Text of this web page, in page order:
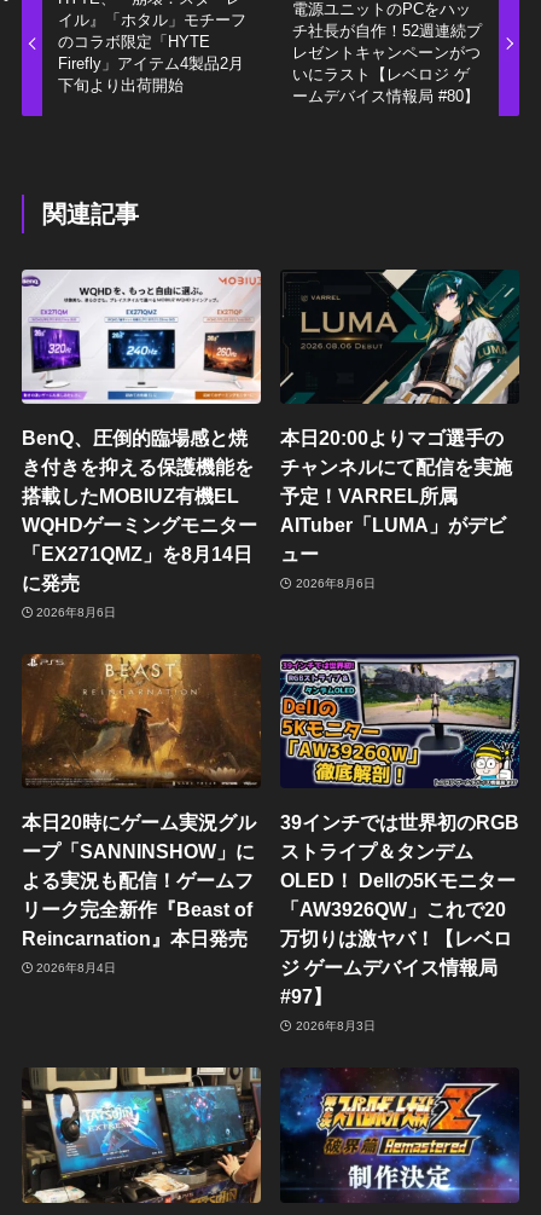
イル』「ホタル」モチーフ
のコラボ限定「HYTE
Firefly」アイテム4製品2月
下旬より出荷開始
電源ユニットのPCをハッ
チ社長が自作！52週連続プ
レゼントキャンペーンがつ
いにラスト【レベロジ ゲ
ームデバイス情報局 #80】
関連記事
BenQ、圧倒的臨場感と焼
き付きを抑える保護機能を
搭載したMOBIUZ有機EL
WQHDゲーミングモニター
「EX271QMZ」を8月14日
に発売
2026年8月6日
本日20:00よりマゴ選手の
チャンネルにて配信を実施
予定！VARREL所属
AITuber「LUMA」がデビ
ュー
2026年8月6日
本日20時にゲーム実況グル
ープ「SANNINSHOW」に
よる実況も配信！ゲームフ
リーク完全新作『Beast of
Reincarnation』本日発売
2026年8月4日
39インチでは世界初のRGB
ストライプ＆タンデム
OLED！ Dellの5Kモニター
「AW3926QW」これで20
万切りは激ヤバ！【レベロ
ジ ゲームデバイス情報局
#97】
2026年8月3日